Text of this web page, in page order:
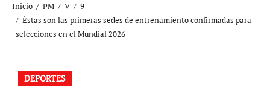
Inicio PM V
9
Éstas son las primeras sedes de entrenamiento confirmadas para
selecciones en el Mundial 2026
DEPORTES